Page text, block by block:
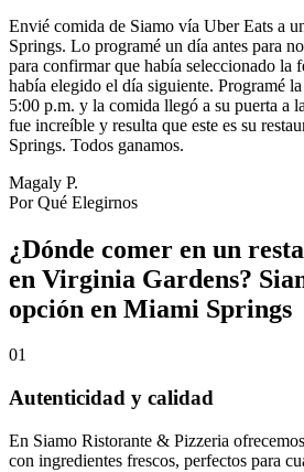
Envié comida de Siamo vía Uber Eats a
Springs. Lo programé un día antes para
para confirmar que había seleccionado la
había elegido el día siguiente. Programé
5:00 p.m. y la comida llegó a su puerta a
fue increíble y resulta que este es su
Springs. Todos ganamos.
Magaly P.
Por Qué Elegirnos
¿Dónde comer en un
en Virginia Gardens?
opción en Miami Springs
01
Autenticidad y calidad
En Siamo Ristorante & Pizzeria
con ingredientes frescos, perfectos para